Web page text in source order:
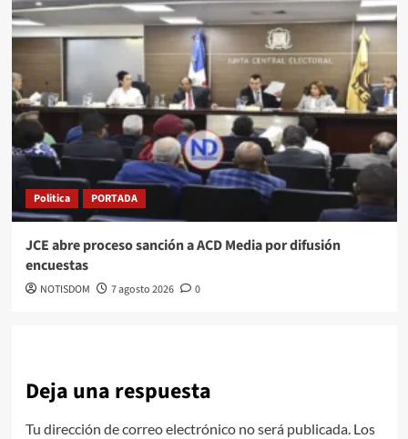
Politica PORTADA
JCE abre proceso sanción a ACD Media por difusión
encuestas
NOTISDOM 7 agosto 2026 0
Deja una respuesta
Tu dirección de correo electrónico no será publicada. Los